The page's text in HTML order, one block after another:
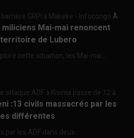
GRPI à Makeke - InfocongoÀ
miliciens Mai-mai renoncent
de Lubero
cette situation, les Mai-mai...
attaque ADF à Kisima passe de 12 à
:13 civils massacrés par les
différentes
par les ADF dans deux...